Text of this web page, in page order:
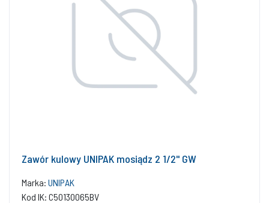
Zawór kulowy UNIPAK mosiądz 2 1/2'' GW
Marka: UNIPAK
Kod IK: C50130065BV